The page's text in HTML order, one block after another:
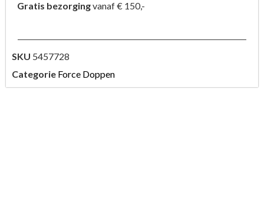
Gratis bezorgingvanaf € 150,-
SKU 5457728
Categorie Force Doppen